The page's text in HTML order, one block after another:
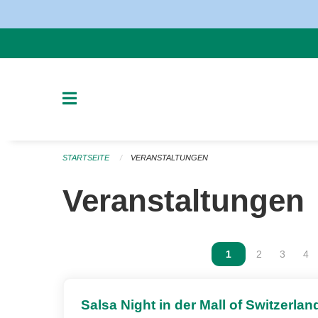
STARTSEITE VERANSTALTUNGEN
Veranstaltungen
Vous êtes sur la
1 Vous êtes
2 Vous
3 4
Salsa Night in der Mall of